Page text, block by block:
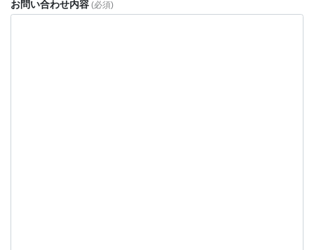
お問い合わせ内容 (必須)